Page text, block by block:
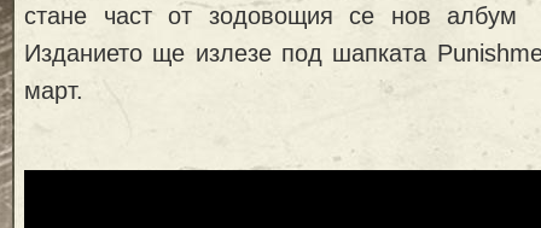
стане част от зодовощия се нов албум
Изданието ще излезе под шапката
март.